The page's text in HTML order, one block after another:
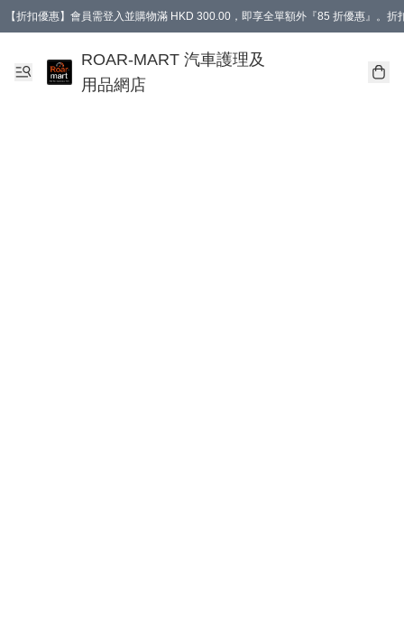
【折扣優惠】會員需登入並購物滿 HKD 300.00，即享全單額外『85 折優惠』。
【會員禮遇】會員消費滿 HKD 400.00，即可獲贈【德國LIQUI MOLY 汽車風口香
ROAR-MART 汽車護理及
用品網店